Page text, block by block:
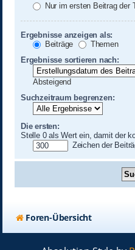
Nur im ersten Beitrag der
Ergebnisse anzeigen als:
Beiträge
Themen
Ergebnisse sortieren nach:
Absteigend
Suchzeitraum begrenzen:
Die ersten:
Stelle 0 als Wert ein, damit der
Zeichen der
Foren-Übersicht